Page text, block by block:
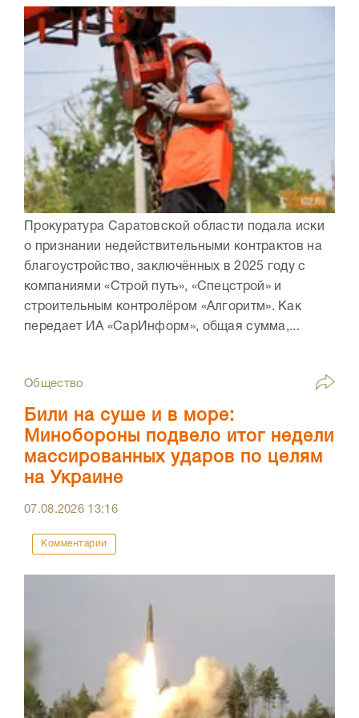
Прокуратура Саратовской области подала иски
о признании недействительными контрактов на
благоустройство, заключённых в 2025 году с
компаниями «Строй путь», «Спецстрой» и
строительным контролёром «Алгоритм». Как
передает ИА «СарИнформ», общая сумма,...
Общество
Били на суше и в море:
Минобороны подвело итог недели
массированных ударов по целям
на Украине
07.08.2026 13:16
Комментарии